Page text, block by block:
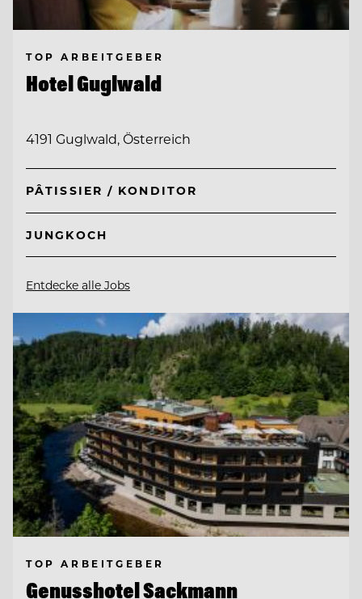
TOP ARBEITGEBER
Hotel Guglwald
4191 Guglwald, Österreich
PÂTISSIER / KONDITOR
JUNGKOCH
Entdecke alle Jobs
TOP ARBEITGEBER
Genusshotel Sackmann